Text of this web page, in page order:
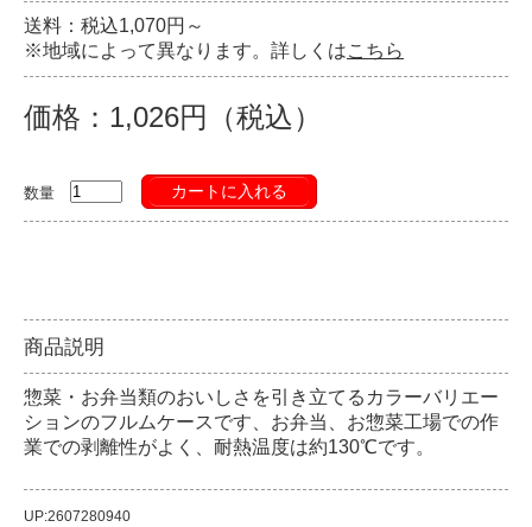
送料：税込1,070円～
※地域によって異なります。詳しくはこちら
価格：1,026円（税込）
数量 カートに入れる
商品説明
惣菜・お弁当類のおいしさを引き立てるカラーバリエー
ションのフルムケースです、お弁当、お惣菜工場での作
業での剥離性がよく、耐熱温度は約130℃です。
UP:2607280940